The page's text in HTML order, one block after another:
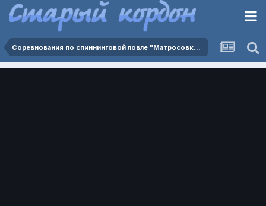
Соревнования по спиннинговой ловле "Матросовка - Ржевка 25.10.2025"